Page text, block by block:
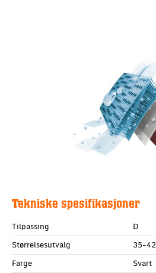
Tekniske spesifikasjoner
Tilpassing
D
Størrelsesutvalg
35-42
Farge
Svart